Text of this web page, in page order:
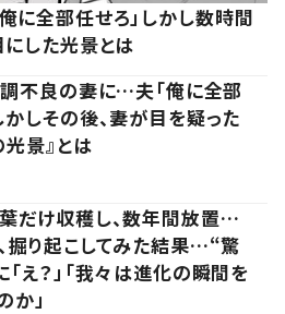
に全部任せろ」しかし数時間
した光景とは
調不良の妻に…夫「俺に全部
かしその後、妻が目を疑った
光景』とは
だけ収穫し、数年間放置…
掘り起こしてみた結果…“驚
え？」「我々は進化の瞬間を
か」